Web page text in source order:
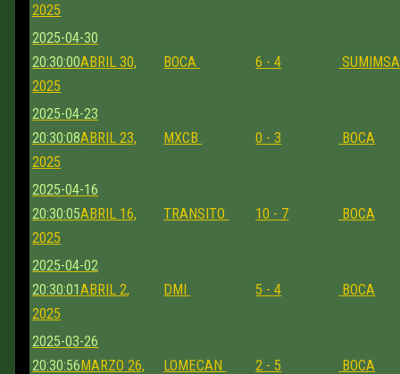
2025
2025-04-30
20:30:00ABRIL 30,
2025
BOCA 6 - 4 SUMIMSA
2025-04-23
20:30:08ABRIL 23,
2025
MXCB 0 - 3 BOCA
2025-04-16
20:30:05ABRIL 16,
2025
TRANSITO 10 - 7 BOCA
2025-04-02
20:30:01ABRIL 2,
2025
DMI 5 - 4 BOCA
2025-03-26
20:30:56MARZO 26,
LOMECAN 2 - 5 BOCA